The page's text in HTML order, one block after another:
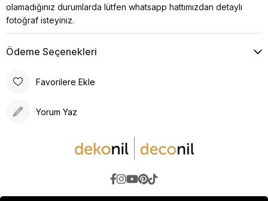
olamadığınız durumlarda lütfen whatsapp hattımızdan detaylı
fotoğraf isteyiniz.
Ödeme Seçenekleri
Favorilere Ekle
Yorum Yaz